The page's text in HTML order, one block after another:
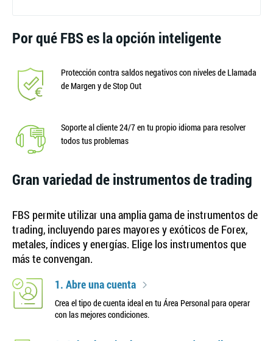
Por qué FBS es la opción inteligente
Protección contra saldos negativos con niveles de Llamada
de Margen y de Stop Out
Soporte al cliente 24/7 en tu propio idioma para resolver
todos tus problemas
Gran variedad de instrumentos de trading
FBS permite utilizar una amplia gama de instrumentos de
trading, incluyendo pares mayores y exóticos de Forex,
metales, índices y energías. Elige los instrumentos que
más te convengan.
1. Abre una cuenta
Crea el tipo de cuenta ideal en tu Área Personal para operar
con las mejores condiciones.